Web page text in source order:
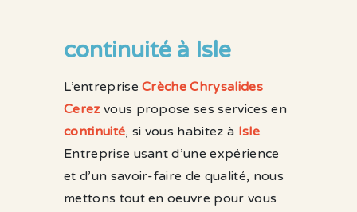
continuité à Isle
L’entrepriseCrèche Chrysalides
Cerezvous propose ses services en
continuité, si vous habitez à Isle.
Entreprise usant d’une expérience
et d’un savoir-faire de qualité, nous
mettons tout en oeuvre pour vous